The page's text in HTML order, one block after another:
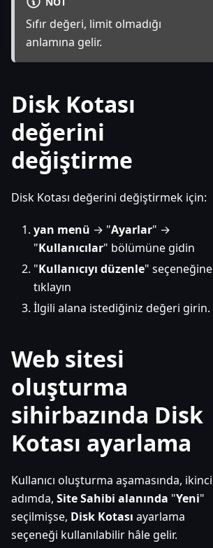
Sıfır değeri, limit olmadığı
anlamına gelir.
Disk Kotası
değerini
değiştirme
Disk Kotası değerini değiştirmek için:
yan menü → "Ayarlar" →
"Kullanıcılar" bölümüne gidin
"Kullanıcıyı düzenle" seçeneğine
tıklayın
İlgili alana istediğiniz değeri girin.
Web sitesi
oluşturma
sihirbazında Disk
Kotası ayarlama
Kullanıcı oluşturma aşamasında, ikinci
adımda, Site Sahibi alanında "Yeni"
seçilmişse, Disk Kotası ayarlama
seçeneği kullanılabilir hâle gelir.